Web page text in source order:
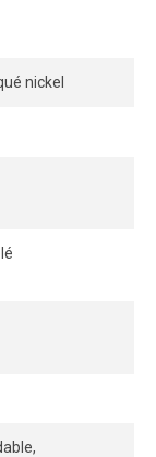
nickel